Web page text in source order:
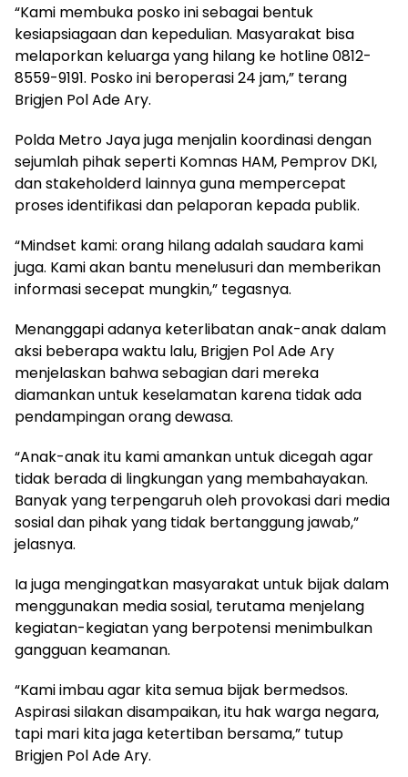
“Kami membuka posko ini sebagai bentuk
kesiapsiagaan dan kepedulian. Masyarakat bisa
melaporkan keluarga yang hilang ke hotline 0812-
8559-9191. Posko ini beroperasi 24 jam,” terang
Brigjen Pol Ade Ary.
Polda Metro Jaya juga menjalin koordinasi dengan
sejumlah pihak seperti Komnas HAM, Pemprov DKI,
dan stakeholderd lainnya guna mempercepat
proses identifikasi dan pelaporan kepada publik.
“Mindset kami: orang hilang adalah saudara kami
juga. Kami akan bantu menelusuri dan memberikan
informasi secepat mungkin,” tegasnya.
Menanggapi adanya keterlibatan anak-anak dalam
aksi beberapa waktu lalu, Brigjen Pol Ade Ary
menjelaskan bahwa sebagian dari mereka
diamankan untuk keselamatan karena tidak ada
pendampingan orang dewasa.
“Anak-anak itu kami amankan untuk dicegah agar
tidak berada di lingkungan yang membahayakan.
Banyak yang terpengaruh oleh provokasi dari media
sosial dan pihak yang tidak bertanggung jawab,”
jelasnya.
Ia juga mengingatkan masyarakat untuk bijak dalam
menggunakan media sosial, terutama menjelang
kegiatan-kegiatan yang berpotensi menimbulkan
gangguan keamanan.
“Kami imbau agar kita semua bijak bermedsos.
Aspirasi silakan disampaikan, itu hak warga negara,
tapi mari kita jaga ketertiban bersama,” tutup
Brigjen Pol Ade Ary.